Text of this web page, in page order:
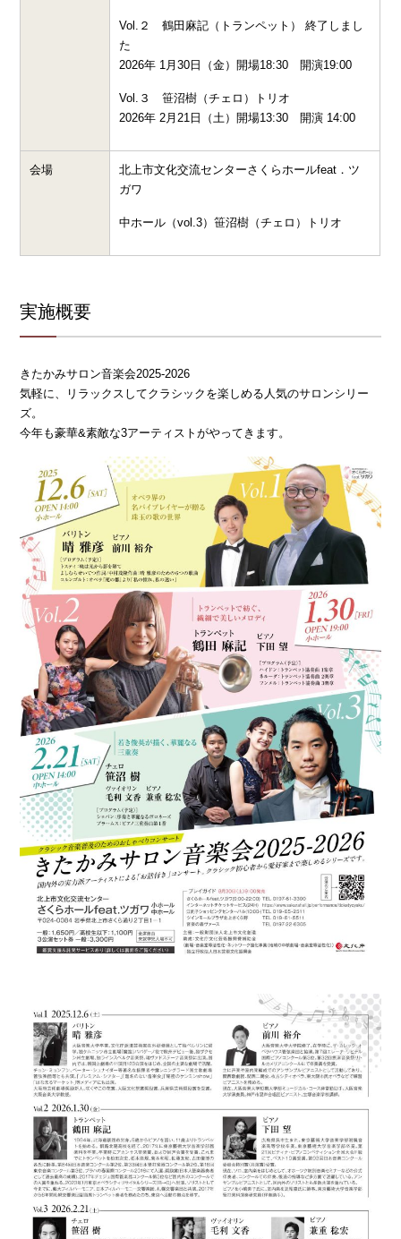
Vol.２ 鶴田麻記（トランペット） 終了しまし
た
2026年 1月30日（金）開場18:30 開演19:00
Vol.３ 笹沼樹（チェロ）トリオ
2026年 2月21日（土）開場13:30 開演 14:00
会場 北上市文化交流センターさくらホールfeat ．ツ
ガワ
中ホール（vol.3）笹沼樹（チェロ）トリオ
実施概要
きたかみサロン音楽会2025-2026
気軽に、リラックスしてクラシックを楽しめる人気のサロンシリー
ズ。
今年も豪華&素敵な3アーティストがやってきます。